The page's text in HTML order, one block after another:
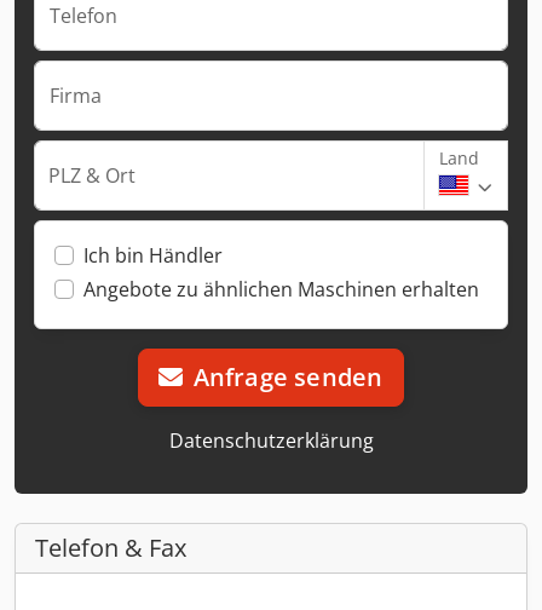
Telefon
Firma
PLZ & Ort
Land
Ich bin Händler
Angebote zu ähnlichen Maschinen erhalten
Anfrage senden
Datenschutzerklärung
Telefon & Fax